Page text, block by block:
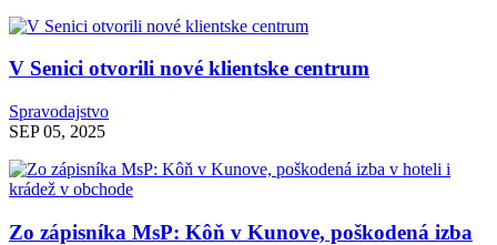
V Senici otvorili nové klientske centrum
Spravodajstvo
SEP 05, 2025
Zo zápisníka MsP: Kôň v Kunove, poškodená izba